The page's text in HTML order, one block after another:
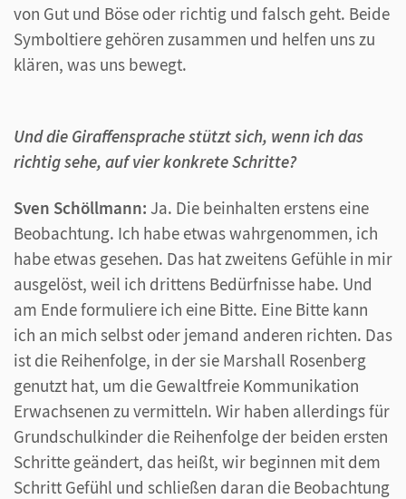
von Gut und Böse oder richtig und falsch geht. Beide
Symboltiere gehören zusammen und helfen uns zu
klären, was uns bewegt.
Und die Giraffensprache stützt sich, wenn ich das
richtig sehe, auf vier konkrete Schritte?
Sven Schöllmann: Ja. Die beinhalten erstens eine
Beobachtung. Ich habe etwas wahrgenommen, ich
habe etwas gesehen. Das hat zweitens Gefühle in mir
ausgelöst, weil ich drittens Bedürfnisse habe. Und
am Ende formuliere ich eine Bitte. Eine Bitte kann
ich an mich selbst oder jemand anderen richten. Das
ist die Reihenfolge, in der sie Marshall Rosenberg
genutzt hat, um die Gewaltfreie Kommunikation
Erwachsenen zu vermitteln. Wir haben allerdings für
Grundschulkinder die Reihenfolge der beiden ersten
Schritte geändert, das heißt, wir beginnen mit dem
Schritt Gefühl und schließen daran die Beobachtung